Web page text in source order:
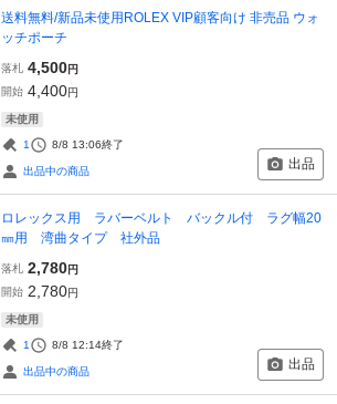
送料無料/新品未使用ROLEX VIP顧客向け 非売品 ウォ
ッチポーチ
落札 4,500円
開始 4,400円
未使用
1 8/8 13:06終了
出品中の商品 出品
ロレックス用 ラバーベルト バックル付 ラグ幅20
㎜用 湾曲タイプ 社外品
落札 2,780円
開始 2,780円
未使用
1 8/8 12:14終了
出品中の商品 出品